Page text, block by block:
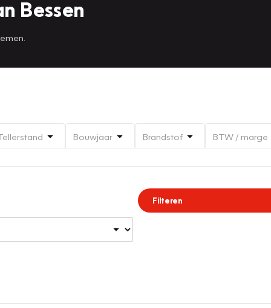
Bessen
Bouwjaar Brandstof BTW / marge
Filteren